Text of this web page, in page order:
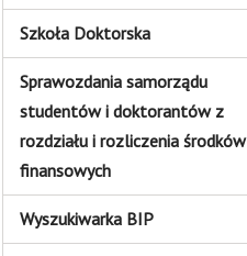
Szkoła Doktorska
Sprawozdania samorządu
studentów i doktorantów z
rozdziału i rozliczenia środków
finansowych
Wyszukiwarka BIP